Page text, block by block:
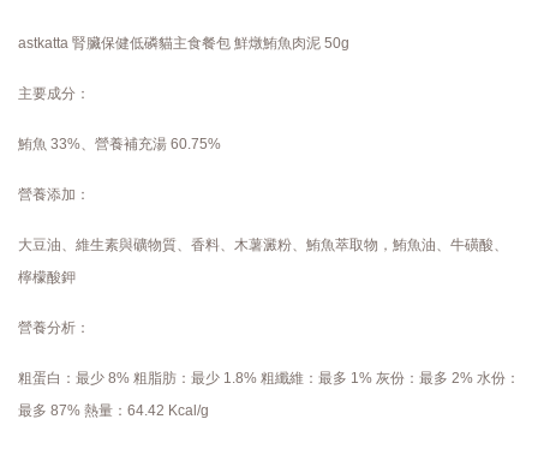
astkatta 腎臟保健低磷貓主食餐包 鮮燉鮪魚肉泥 50g
主要成分：
鮪魚 33%、營養補充湯 60.75%
營養添加：
大豆油、維生素與礦物質、香料、木薯澱粉、鮪魚萃取物，鮪魚油、牛磺酸、
檸檬酸鉀
營養分析：
粗蛋白：最少 8% 粗脂肪：最少 1.8% 粗纖維：最多 1% 灰份：最多 2% 水份：
最多 87% 熱量：64.42 Kcal/g